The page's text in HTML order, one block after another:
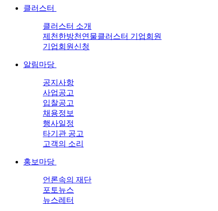
클러스터
클러스터 소개
제천한방천연물클러스터 기업회원
기업회원신청
알림마당
공지사항
사업공고
입찰공고
채용정보
행사일정
타기관 공고
고객의 소리
홍보마당
언론속의 재단
포토뉴스
뉴스레터